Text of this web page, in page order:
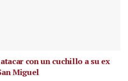
con un cuchillo a su ex
Miguel